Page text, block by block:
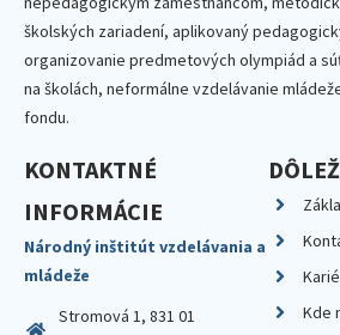
školských zariadení, aplikovaný
organizovanie predmetových olympiád a
na školách, neformálne vzdelávanie
fondu.
KONTAKTNÉ
INFORMÁCIE
Národný inštitút vzdelávania a
mládeže
Stromová 1, 831 01
Kde